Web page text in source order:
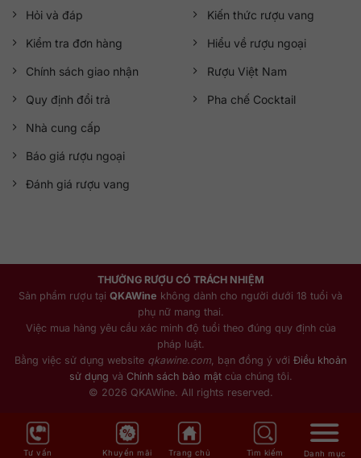
Hỏi và đáp
Kiểm tra đơn hàng
Chính sách giao nhận
Quy định đổi trả
Nhà cung cấp
Báo giá rượu ngoại
Đánh giá rượu vang
Kiến thức rượu vang
Hiểu về rượu ngoại
Rượu Việt Nam
Pha chế Cocktail
THƯỞNG RƯỢU CÓ TRÁCH NHIỆM
Sản phẩm rượu tại QKAWine không dành cho người dưới 18 tuổi và
phụ nữ mang thai.
Việc mua hàng yêu cầu xác minh độ tuổi theo đúng quy định của
pháp luật.
Bằng việc sử dụng website qkawine.com , bạn đồng ý với Điều khoản
sử dụng và Chính sách bảo mậtcủa chúng tôi.
© 2026 QKAWine. All rights reserved.
Tư vấn Khuyến mãi Trang chủ Tìm kiếm Danh mục